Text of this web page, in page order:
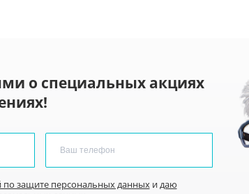
о специальных акциях
по защите персональных данныхи даю